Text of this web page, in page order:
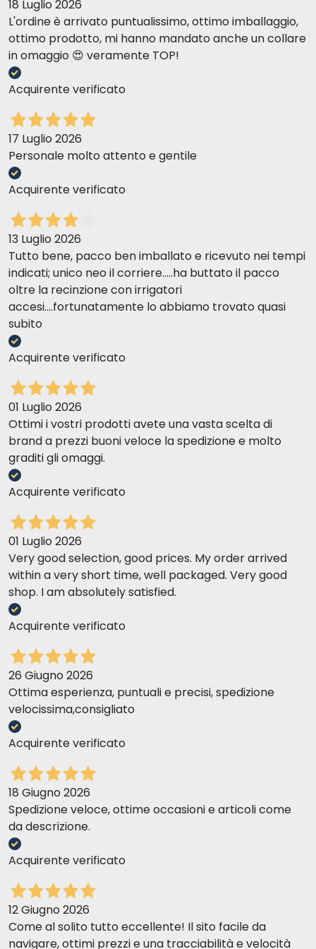
ottimo prodotto che conosco e che utilizzo spesso
Chiara S
Ha fatto subito effetto e gia dopo le 12 ore le piccole pulci si
trovavano morte nella cuccia.
Elisabetta C
buon prodotto
antonella z
Prodotti buoni.x me,tri act,ha una marcia in più..
Patrizia Z
Utilizzo da anni la linea di antiparassitari della FRONTLINE e non ho
mai riscontrato alcun problema. Pertanto ritengo sia il miglior
prodotto per la protezione di cani e gatti. Ne consiglio certamente
l'acquisto.
LEILA F
buono
Sara p
Perfetto
Ambra F
Il prodotto svolge la funzione prevista.
Maria Grazia S
Eccellente!!!
Patrizia Z
Anche per il gatto, continuo da anni ad utilizzare la linea Frontline
che ho iniziato con i miei cani. Gli antiparassitari migliori a mio
avviso! PACOPET è inoltre il mio negozio preferito sia per la
competitività dei prezzi, sia per la tempestività della consegna.
Maria Vita c
È il massimo
Elisa M
Barbara T
23-02-2017
Ho sempre usato Frontline sia per il cane che per il gatto e mi sono
18 Luglio 2026
L'ordine è arrivato puntualissimo, ottimo imballaggio,
ottimo prodotto, mi hanno mandato anche un collare
in omaggio 😍 veramente TOP!
Acquirente verificato
17 Luglio 2026
Personale molto attento e gentile
Acquirente verificato
13 Luglio 2026
Tutto bene, pacco ben imballato e ricevuto nei tempi
indicati; unico neo il corriere.....ha buttato il pacco
oltre la recinzione con irrigatori
accesi....fortunatamente lo abbiamo trovato quasi
subito
Acquirente verificato
01 Luglio 2026
Ottimi i vostri prodotti avete una vasta scelta di
brand a prezzi buoni veloce la spedizione e molto
graditi gli omaggi.
Acquirente verificato
01 Luglio 2026
Very good selection, good prices. My order arrived
within a very short time, well packaged. Very good
shop. I am absolutely satisfied.
Acquirente verificato
26 Giugno 2026
Ottima esperienza, puntuali e precisi, spedizione
velocissima,consigliato
Acquirente verificato
18 Giugno 2026
Spedizione veloce, ottime occasioni e articoli come
da descrizione.
Acquirente verificato
12 Giugno 2026
Come al solito tutto eccellente! Il sito facile da
navigare, ottimi prezzi e una tracciabilità e velocità